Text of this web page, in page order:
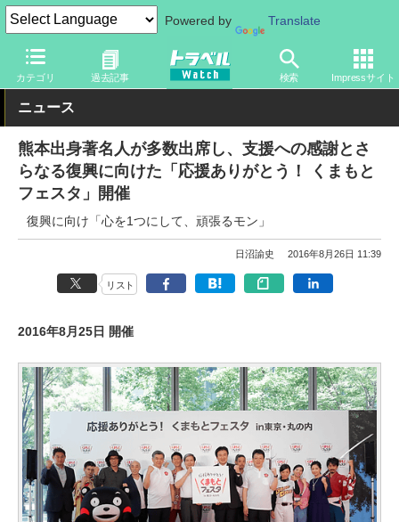
Powered by Translate
カテゴリ 過去記事 検索 Impressサイト
トラベル Watch 地域 国内旅行 九州
ニュース
熊本出身著名人が多数出席し、支援への感謝とさ
らなる復興に向けた「応援ありがとう！ くまもと
フェスタ」開催
復興に向け「心を1つにして、頑張るモン」
日沼諭史 2016年8月26日 11:39
リスト
2016年8月25日 開催